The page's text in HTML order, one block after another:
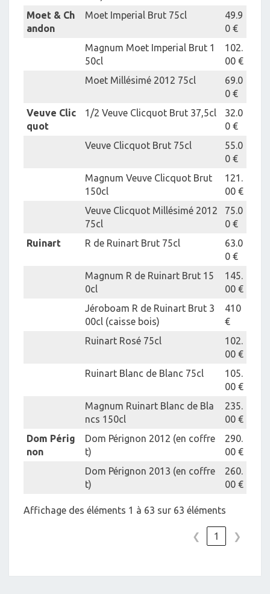
Moet & Ch
andon
Moet Imperial Brut 75cl
49.9
0 €
Magnum Moet Imperial Brut 1
50cl
102.
00 €
Moet Millésimé 2012 75cl
69.0
0 €
Veuve Clic
quot
1/2 Veuve Clicquot Brut 37,5cl
32.0
0 €
Veuve Clicquot Brut 75cl
55.0
0 €
Magnum Veuve Clicquot Brut
150cl
121.
00 €
Veuve Clicquot Millésimé 2012
75cl
75.0
0 €
Ruinart
R de Ruinart Brut 75cl
63.0
0 €
Magnum R de Ruinart Brut 15
0cl
145.
00 €
Jéroboam R de Ruinart Brut 3
00cl (caisse bois)
410
€
Ruinart Rosé 75cl
102.
00 €
Ruinart Blanc de Blanc 75cl
105.
00 €
Magnum Ruinart Blanc de Bla
ncs 150cl
235.
00 €
Dom Périg
non
Dom Pérignon 2012 (en coffre
t)
290.
00 €
Dom Pérignon 2013 (en coffre
t)
260.
00 €
Affichage des éléments 1 à 63 sur 63 éléments
❮ 1 ❯